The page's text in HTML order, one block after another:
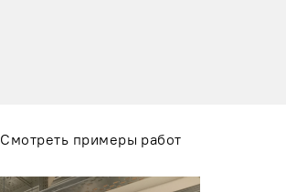
Смотреть примеры работ